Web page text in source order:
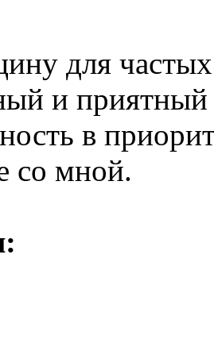
для частых
и
в
со мной.